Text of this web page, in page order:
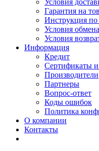
Условия
Гарантия на
Инструкция по
Условия
Условия
Информация
Кредит
Сертификаты
Производители
Партнеры
Вопрос-ответ
Коды ошибок
Политика
О компании
Контакты